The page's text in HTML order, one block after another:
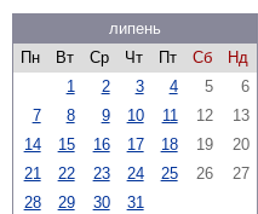
липень
Пн
Вт Ср Чт Пт Сб
Нд
1
2 3 4 5
6
7
8 9 10 11 12
13
14
15 16 17 18 19
20
21
22 23 24 25 26
27
28
29 30 31